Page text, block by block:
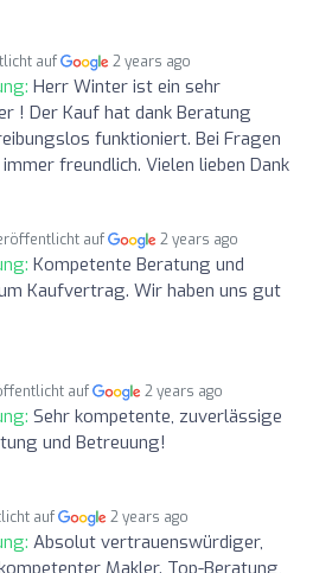
auf 2 years ago
Herr Winter ist ein sehr
! Der Kauf hat dank Beratung
funktioniert. Bei Fragen
freundlich. Vielen lieben Dank
auf 2 years ago
Kompetente Beratung und
Kaufvertrag. Wir haben uns gut
auf 2 years ago
Sehr kompetente, zuverlässige
und Betreuung!
auf 2 years ago
Absolut vertrauenswürdiger,
Makler. Top-Beratung,